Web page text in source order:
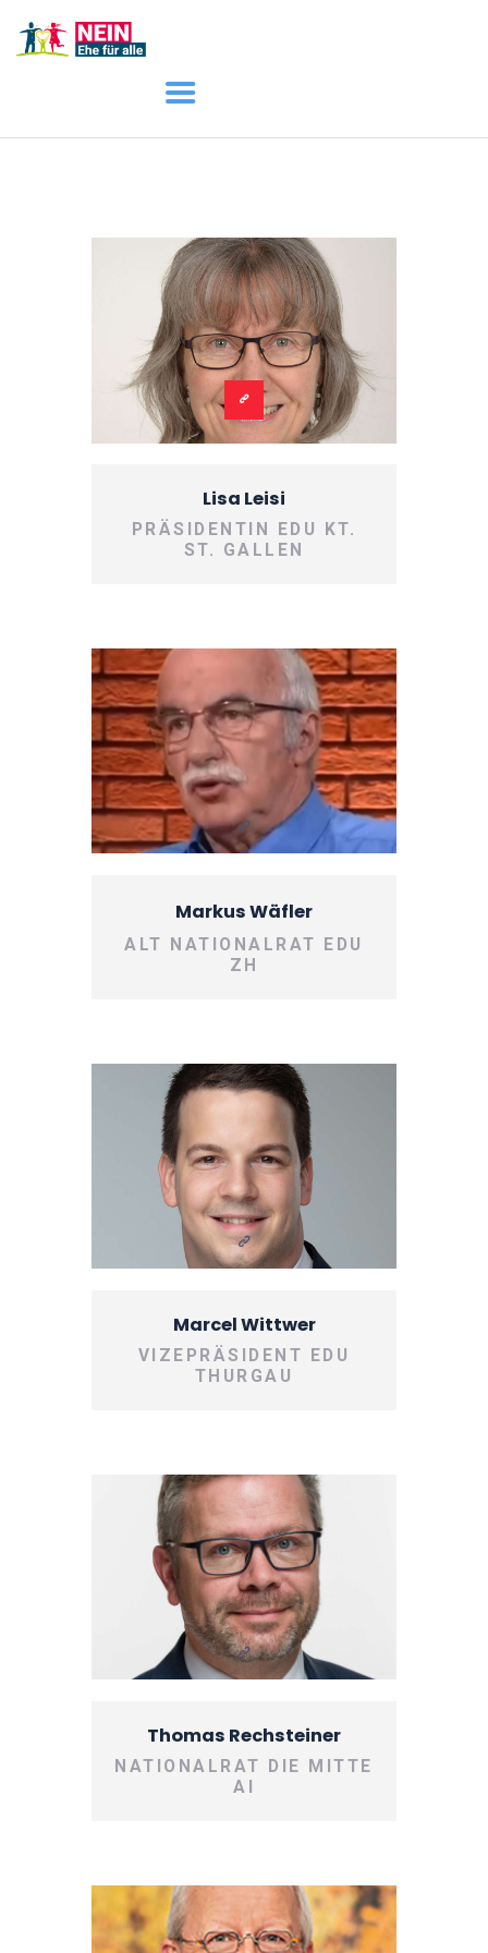
START
ÜBER UNS
DOWNLOADS
Lisa Leisi
PRÄSIDENTIN EDU KT.
ST. GALLEN
Markus Wäfler
ALT NATIONALRAT EDU
ZH
Marcel Wittwer
VIZEPRÄSIDENT EDU
THURGAU
Thomas Rechsteiner
NATIONALRAT DIE MITTE
AI